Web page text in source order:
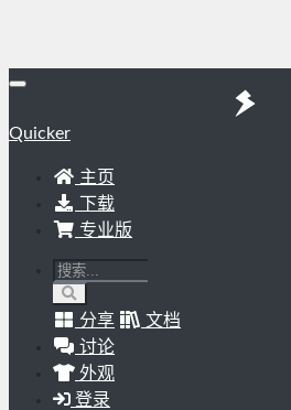
Quicker
主页
下载
专业版
分享
文档
讨论
外观
登录